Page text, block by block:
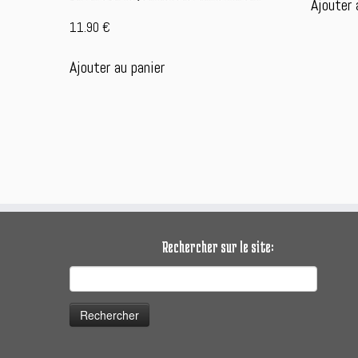
11.90 €
Ajouter au panier
Ajouter
Rechercher sur le site: